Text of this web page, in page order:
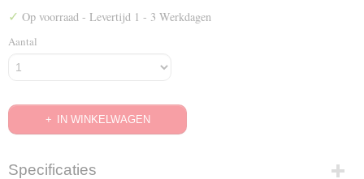
✓ Op voorraad - Levertijd 1 - 3 Werkdagen
Aantal
IN WINKELWAGEN
Specificaties